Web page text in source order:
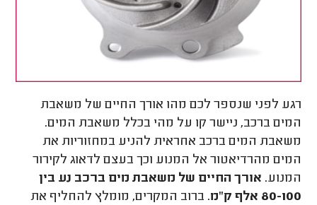
רגע לפני שנספר לכם מהו אורך החיים של משאבת
המים ברכב, ניישר קו על מהי בכלל משאבת המים.
משאבת המים ברכב אחראית להניע במחזוריות את
המים מהרדיאטור אל המנוע וכך בעצם לדאוג לקירור
המנוע. אורך החיים של משאבת מים ברכב נע בין
80-100 אלף ק"מ
. ברוב המקרים, מומלץ להחליף את